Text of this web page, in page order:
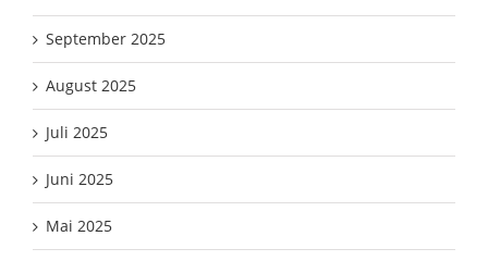
September 2025
August 2025
Juli 2025
Juni 2025
Mai 2025